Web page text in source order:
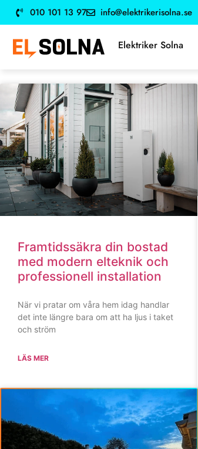
010 101 13 97 info@elektrikerisolna.se
Elektriker Solna
Framtidssäkra din bostad
med modern elteknik och
professionell installation
När vi pratar om våra hem idag handlar
det inte längre bara om att ha ljus i taket
och ström
LÄS MER